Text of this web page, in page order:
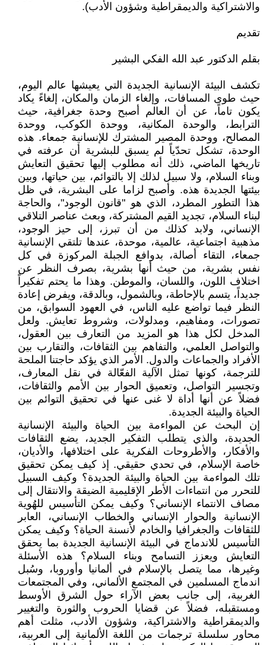
والاشتراكية والديمقراطية وشؤون الأدب).
تقديم
بقلم الدكتور عبد الله الفكي البشير
تكشف البيئة الإنسانية الجديدة التي يعيشها عالم اليوم،
حيث طوى المسافات، وإلغاء الزمان والمكان، إلغاءً يكاد
يكون تاماً، عن أن العالم أصبح وحدة جغرافية، حيث
الترابط، والوحدة المكانية، ووحدة الكوكب، ووحدة
المصالح، ووحدة المصير المشترك للإنسانية جمعاء. هذه
الوحدة، تشكل تحدّياً لم يسبق للبشرية أن عرفته في
تاريخها الماضي، ذلك أنه مطلوب إليها تحقيق التعايش
وبناء السلام، ولا سبيل لذلك إلا بالتوائم، بين حياتها، وبين
بيئتها الجديدة هذه. وأصبح لزاما على البشرية، في ظل
هذا التطور المطرد، الذي هو "قانون الوجود"، والحاجة
لبناء السلام، تجديد القيم المشتركة، وبعث عناصر التلاقي
الإنساني، ولابد كذلك من أن تبرز، إلى حيز الوجود،
مذهبية اجتماعية، عالمية، موحدة، عندها تلتقي الإنسانية
جمعاء، التقاء أصالة، بدوافع الجبلة المركوزة في كل
نفس بشرية، من حيث أنها بشرية، بصرف النظر عن
اختلاف اللون، واللسان، والموطن. وهذا ما يحتم تفكيراً
جديداً، يتسم بالإحاطة، وبالشمول، وبالدقة، ويفرض إعادة
النظر فيما تواضع عليه الناس، في العهود السوابق، من
تصورات، ومفاهيم، ومدلولات، وشروط تعايش. ولعل
المدخل لكل هذا هو المزيد من التعارف بين العقول،
والتواصل العلمي، والتفاهم بين الثقافات، والتقارب بين
الأفراد والجماعات والدول. الأمر الذي يؤكد حاجتنا الملحة
للترجمة، كونها تمثل الآلية الفعّالة في نقل المعارف،
وتجسير التواصل، وتعميق الحوار بين الأمم والثقافات،
فضلاً عن أنها أداة لا غنى عنها في تحقيق التوائم بين
الحياة والبيئة الجديدة.
إن البحث عن المواءمة بين الحياة والبيئة الإنسانية
الجديدة، والذي يتطلب التفكير الجديد، يضع الثقافات
والأفكار، والأطروحات الفكرية على اختلافها، والأديان،
خاصة الإسلام، في تحدي حقيقي. إذ كيف يمكن تحقيق
تلك المواءمة بين الحياة والبيئة الجديدة؟ وكيف السبيل
للتحرر من انتماءات الأطر الإقليمية الضيقة والانتقال إلى
مصاف الانتماء الإنساني؟ وكيف يمكن التأسيس للهُوية
الإنسانية والحوار الإنساني والخطاب الإنساني، العابر
للثقافات والجغرافيا والخادم لأنسنة الحياة؟ وكيف يمكن
التأسيس للاندماج في البيئة الإنسانية الجديدة بما يحقق
التعايش ويعزز التسامح وبناء السلام؟ هذه الأسئلة
وغيرها، مما يتصل بالإسلام في ألمانيا وأوروبا، وسُبل
اندماج المسلمين في المجتمع الألماني، وفي المجتمعات
الغربية، إلى جانب بعض الآراء حول الشرق الأوسط
ومستقبله، فضلاً عن قضايا الحروب والثورة والتغيير
والديمقراطية والاشتراكية، وشؤون الأدب، مثلت أهم
محاور سلسلة ترجمات من اللغة الألمانية إلى العربية،